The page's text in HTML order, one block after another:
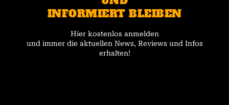
INFORMIERT BLEIBEN
Hier kostenlos anmelden
und immer die aktuellen News, Reviews und Infos
erhalten!